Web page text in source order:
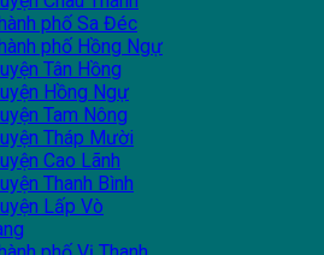
phố Sa Đéc
phố Hồng Ngự
Tân Hồng
Hồng Ngự
Tam Nông
Tháp Mười
Cao Lãnh
Thanh Bình
Lấp Vò